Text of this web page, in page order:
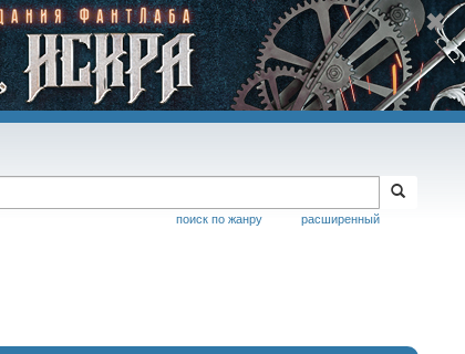
расширенный
поиск по жанру